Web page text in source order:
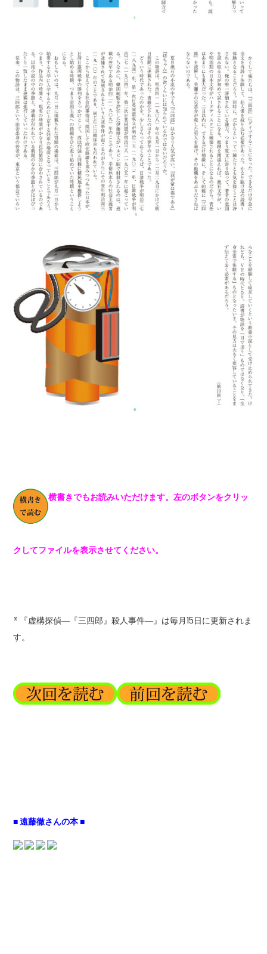
横書きでもお読みいただけます。左のボタンをクリッ
クしてファイルを表示させてください。
* 『虚構探偵―『三四郎』殺人事件―』は毎月15日に更新されま
す。
■ 遠藤徹さんの本 ■